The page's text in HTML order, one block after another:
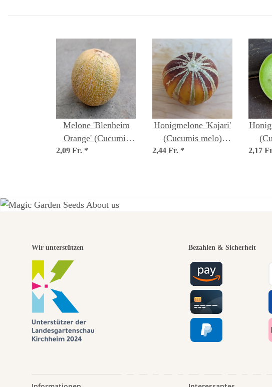
Melone 'Blenheim
Orange' (Cucumis
melo) Samen
2,09 Fr. *
Honigmelone 'Kajari'
(Cucumis melo)
Samen
2,44 Fr. * 2,17
Einer
führt
Wir unterstützen Bezahlen & Sicherheit